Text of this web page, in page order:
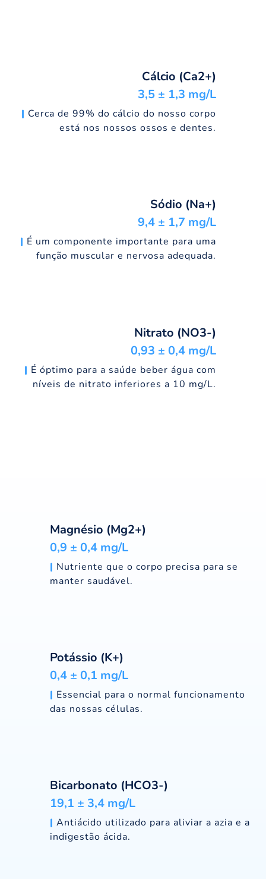
Cálcio (Ca2+)
3,5 ± 1,3 mg/L
| Cerca de 99% do cálcio do nosso corpo
está nos nossos ossos e dentes.
Sódio (Na+)
9,4 ± 1,7 mg/L
| É um componente importante para uma
função muscular e nervosa adequada.
Nitrato (NO3-)
0,93 ± 0,4 mg/L
| É óptimo para a saúde beber água com
níveis de nitrato inferiores a 10 mg/L.
Magnésio (Mg2+)
0,9 ± 0,4 mg/L
| Nutriente que o corpo precisa para se
manter saudável.
Potássio (K+)
0,4 ± 0,1 mg/L
| Essencial para o normal funcionamento
das nossas células.
Bicarbonato (HCO3-)
19,1 ± 3,4 mg/L
| Antiácido utilizado para aliviar a azia e a
indigestão ácida.